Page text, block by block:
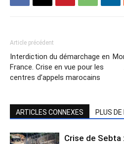
Article précédent
Interdiction du démarchage en
France. Crise en vue pour les
centres d’appels marocains
ARTICLES CONNEXES PLUS
Crise de Sebta